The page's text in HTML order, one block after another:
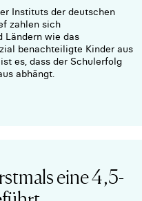
Instituts der deutschen
zahlen sich
Ländern wie das
benachteiligte Kinder aus
es, dass der Schulerfolg
abhängt.
eine 4,5-